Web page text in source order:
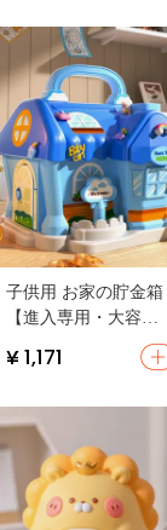
子供用 お家の貯金箱
【進入専用・大容
量・ギフトに最適】
¥ 1,171